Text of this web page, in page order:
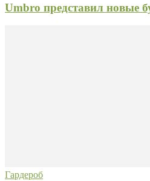
Umbro представил новые
Гардероб